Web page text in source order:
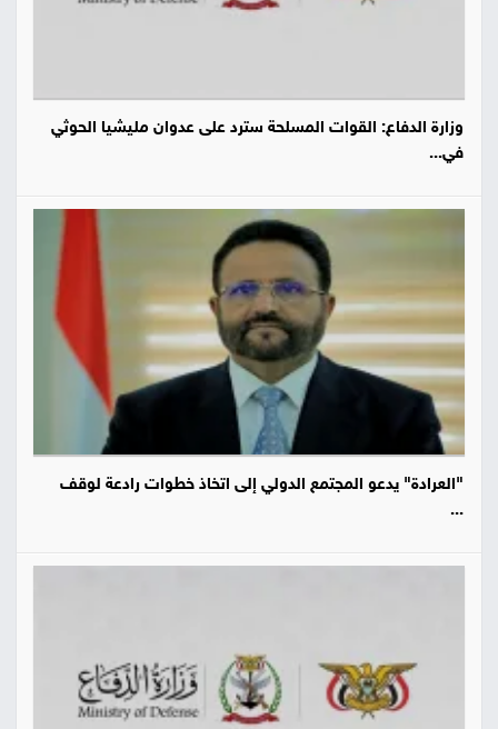
وزارة الدفاع: القوات المسلحة سترد على عدوان مليشيا الحوثي
في...
"العرادة" يدعو المجتمع الدولي إلى اتخاذ خطوات رادعة لوقف
...